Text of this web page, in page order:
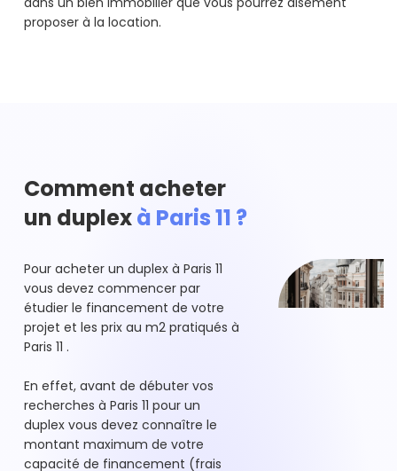
proposer à la location.
Comment acheter
un duplexà Paris 11 ?
Pour acheter un duplex à Paris 11
vous devez commencer par
étudier le financement de votre
projet et les prix au m2 pratiqués à
Paris 11 .
En effet, avant de débuter vos
recherches à Paris 11 pour un
duplex vous devez connaître le
montant maximum de votre
capacité de financement (frais